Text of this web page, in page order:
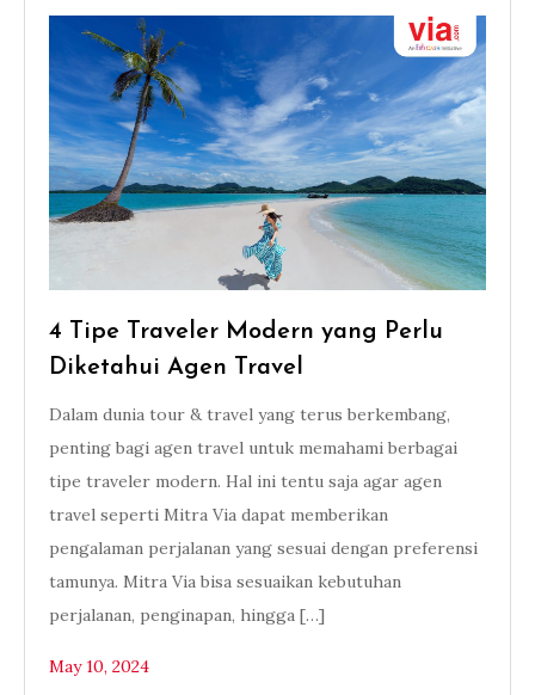
4 Tipe Traveler Modern yang Perlu
Diketahui Agen Travel
Dalam dunia tour & travel yang terus berkembang,
penting bagi agen travel untuk memahami berbagai
tipe traveler modern. Hal ini tentu saja agar agen
travel seperti Mitra Via dapat memberikan
pengalaman perjalanan yang sesuai dengan preferensi
tamunya. Mitra Via bisa sesuaikan kebutuhan
perjalanan, penginapan, hingga […]
May 10, 2024